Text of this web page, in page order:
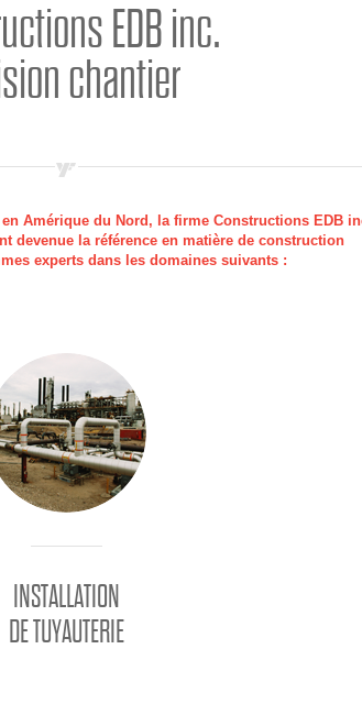
EDB inc.
chantier
Amérique du Nord, la firme Constructions EDB
devenue la référence en matière de construction
experts dans les domaines suivants :
INSTALLATION
DE TUYAUTERIE